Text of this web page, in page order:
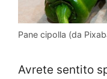
Pane cipolla (da
Avrete sentito